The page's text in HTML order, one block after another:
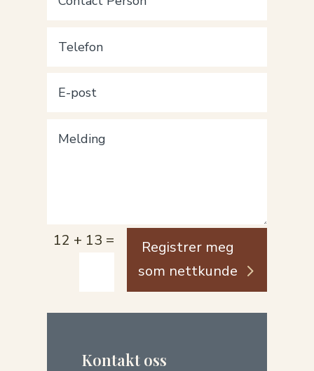
12 + 13 =
Registrer meg
som nettkunde
Kontakt oss